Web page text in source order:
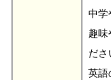
中学
趣味
ださ
英語